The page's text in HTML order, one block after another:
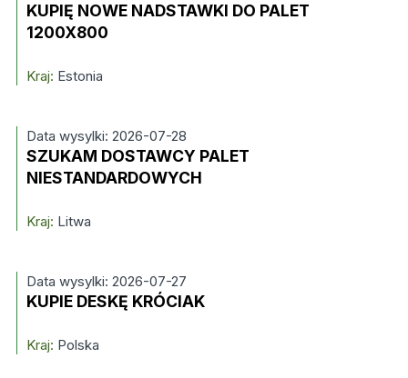
KUPIĘ NOWE NADSTAWKI DO PALET
1200X800
Kraj: Estonia
Data wysylki: 2026-07-28
SZUKAM DOSTAWCY PALET
NIESTANDARDOWYCH
Kraj: Litwa
Data wysylki: 2026-07-27
KUPIE DESKĘ KRÓCIAK
Kraj: Polska